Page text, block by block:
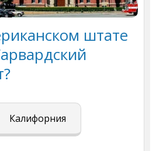
штате
Калифорния